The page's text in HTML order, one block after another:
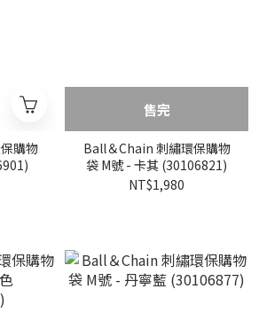
購物
售完
Ball＆Chain 刺繡環保購物
袋 M號 - 卡其 (30106821)
NT$1,980